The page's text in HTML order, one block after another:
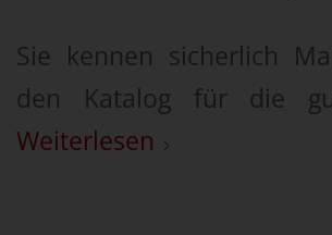
Sie kennen sicherlich
den Katalog für die
Weiterlesen